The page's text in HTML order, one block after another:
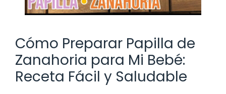
Cómo Preparar Papilla de
Zanahoria para Mi Bebé:
Receta Fácil y Saludable